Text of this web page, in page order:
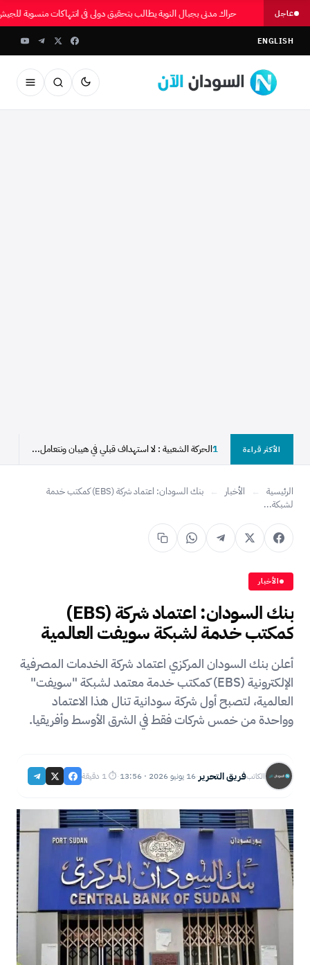
عاجل حراك مدني بجبال النوبة يطالب بتحقيق دولي في انتهاكات منسوبة
ENGLISH
الأكثر قراءة 1الحركة الشعبية : لا استهداف قبلي في هيبان ونتعامل...
الرئيسية ← الأخبار ←
بنك السودان: اعتماد شركة (EBS) كمكتب خدمة
لشبكة...
الأخبار
بنك السودان: اعتماد شركة (EBS)
كمكتب خدمة لشبكة سويفت العالمية
أعلن بنك السودان المركزي اعتماد شركة الخدمات المصرفية
الإلكترونية (EBS) كمكتب خدمة معتمد لشبكة "سويفت"
العالمية، لتصبح أول شركة سودانية تنال هذا الاعتماد
وواحدة من خمس شركات فقط في الشرق الأوسط وأفريقيا.
الكاتبفريق التحرير·16 يونيو 2026 · 13:56 ·⏱ 1 دقيقة